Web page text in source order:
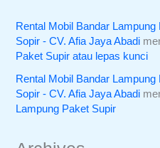
Rental Mobil Bandar
Sopir - CV. Afia Jaya Abadi
Paket Supir atau lepas kunci
Rental Mobil Bandar
Sopir - CV. Afia Jaya Abadi
Lampung Paket Supir